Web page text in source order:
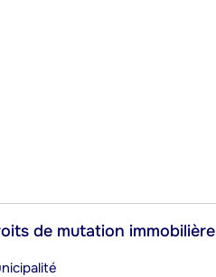
de mutation immobilière